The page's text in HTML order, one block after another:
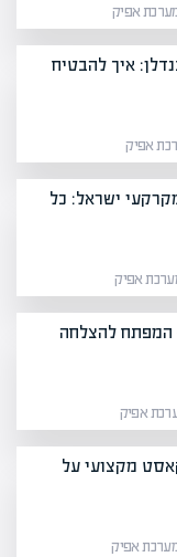
איך להבטיח
ישראל: כל
המפתח להצלחה
מקצועי על